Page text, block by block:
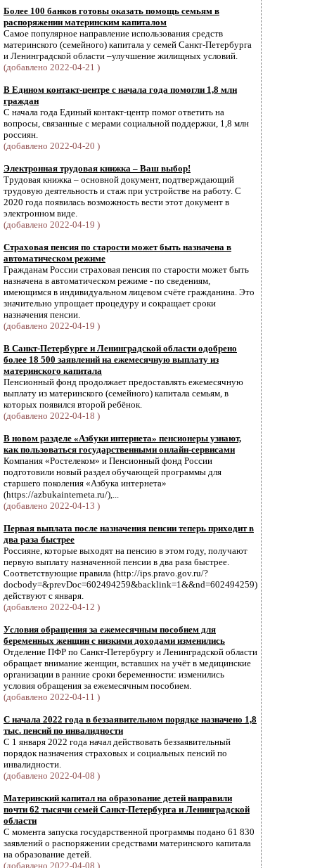
Более 100 банков готовы оказать помощь семьям в
распоряжении материнским капиталом
Самое популярное направление использования средств
материнского (семейного) капитала у семей Санкт-Петербурга
и Ленинградской области –улучшение жилищных условий.
(добавлено 2022-04-21 )
В Едином контакт-центре с начала года помогли 1,8 млн
граждан
С начала года Единый контакт-центр помог ответить на
вопросы, связанные с мерами социальной поддержки, 1,8 млн
россиян.
(добавлено 2022-04-20 )
Электронная трудовая книжка – Ваш выбор!
Трудовая книжка – основной документ, подтверждающий
трудовую деятельность и стаж при устройстве на работу. С
2020 года появилась возможность вести этот документ в
электронном виде.
(добавлено 2022-04-19 )
Страховая пенсия по старости может быть назначена в
автоматическом режиме
Гражданам России страховая пенсия по старости может быть
назначена в автоматическом режиме - по сведениям,
имеющимся в индивидуальном лицевом счёте гражданина. Это
значительно упрощает процедуру и сокращает сроки
назначения пенсии.
(добавлено 2022-04-19 )
В Санкт-Петербурге и Ленинградской области одобрено
более 18 500 заявлений на ежемесячную выплату из
материнского капитала
Пенсионный фонд продолжает предоставлять ежемесячную
выплату из материнского (семейного) капитала семьям, в
которых появился второй ребёнок.
(добавлено 2022-04-18 )
В новом разделе «Азбуки интернета» пенсионеры узнают,
как пользоваться государственными онлайн-сервисами
Компания «Ростелеком» и Пенсионный фонд России
подготовили новый раздел обучающей программы для
старшего поколения «Азбука интернета»
(https://azbukainterneta.ru/),...
(добавлено 2022-04-13 )
Первая выплата после назначения пенсии теперь приходит в
два раза быстрее
Россияне, которые выходят на пенсию в этом году, получают
первую выплату назначенной пенсии в два раза быстрее.
Соответствующие правила (http://ips.pravo.gov.ru/?
docbody=&prevDoc=602494259&backlink=1&&nd=602494259)
действуют с января.
(добавлено 2022-04-12 )
Условия обращения за ежемесячным пособием для
беременных женщин с низкими доходами изменились
Отделение ПФР по Санкт-Петербургу и Ленинградской области
обращает внимание женщин, вставших на учёт в медицинские
организации в ранние сроки беременности: изменились
условия обращения за ежемесячным пособием.
(добавлено 2022-04-11 )
С начала 2022 года в беззаявительном порядке назначено 1,8
тыс. пенсий по инвалидности
С 1 января 2022 года начал действовать беззаявительный
порядок назначения страховых и социальных пенсий по
инвалидности.
(добавлено 2022-04-08 )
Материнский капитал на образование детей направили
почти 62 тысячи семей Санкт-Петербурга и Ленинградской
области
С момента запуска государственной программы подано 61 830
заявлений о распоряжении средствами материнского капитала
на образование детей.
(добавлено 2022-04-08 )